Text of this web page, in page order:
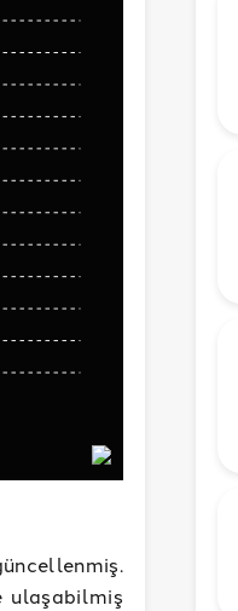
ulaşabilmiş